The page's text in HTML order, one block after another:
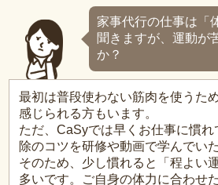
家事代行の仕事は「
聞きますが、運動が
か？
最初は普段使わない筋肉を使うた
感じられる方もいます。
ただ、CaSyでは早くお仕事に慣
除のコツを研修や動画で学んでい
そのため、少し慣れると「程よい
多いです。ご自身の体力に合わせ